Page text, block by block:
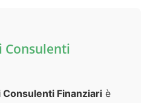
Consulenti
Finanziari è